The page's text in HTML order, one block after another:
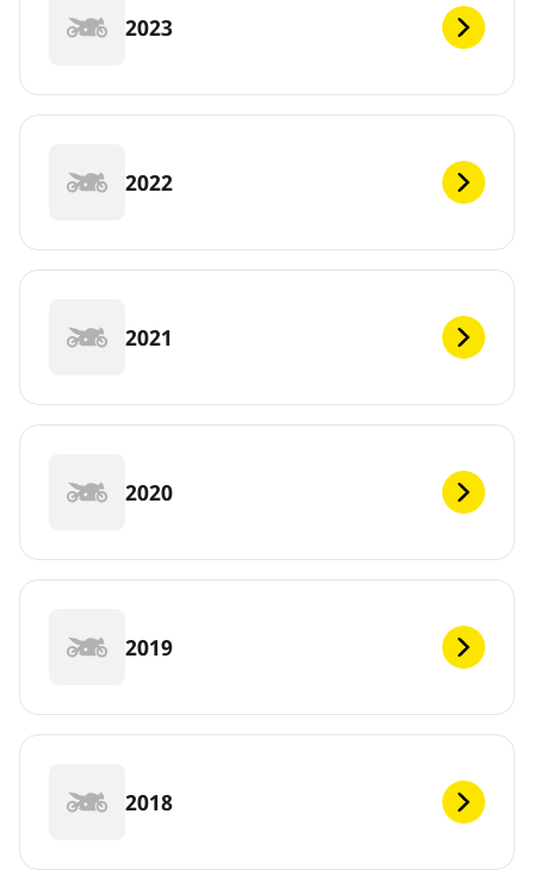
2023
2022
2021
2020
2019
2018